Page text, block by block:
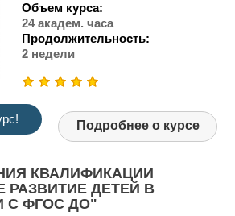
Объем курса:
24 академ. часа
Продолжительность:
2 недели
Подробнее о курсе
КВАЛИФИКАЦИИ
ДЕТЕЙ В
С ФГОС ДО"